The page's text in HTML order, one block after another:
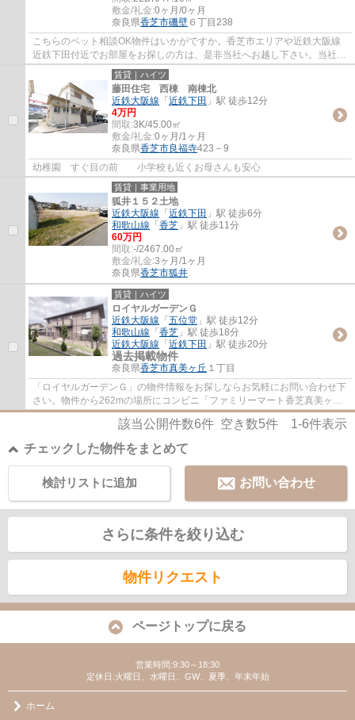
敷金/礼金:0ヶ月/0ヶ月
奈良県香芝市磯壁 ６丁目238
こちらのペット相談OK物件はいかがですか。香芝市エリアや近鉄大阪線
近鉄下田付近でお部屋をお探しの方は、是非当社へお越し下さい。当社で
なら、きっと希望にマッチしたお部屋が見つ...
賃貸｜ハイツ
藤田住宅 西棟 南棟北
近鉄大阪線 「 近鉄下田 」駅 徒歩12分
4万円
間取:3K/45.00㎡
敷金/礼金:0ヶ月/1ヶ月
奈良県香芝市良福寺423－9
幼稚園 すぐ目の前 小学校も近くお母さんも安心
賃貸｜事業用地
狐井１５２土地
近鉄大阪線 「 近鉄下田 」駅 徒歩6分
和歌山線 「 香芝 」駅 徒歩11分
60万円
間取:-/2467.00㎡
敷金/礼金:3ヶ月/1ヶ月
奈良県香芝市狐井
賃貸｜ハイツ
ロイヤルガーデンＧ
近鉄大阪線 「 五位堂 」駅 徒歩12分
和歌山線 「 香芝 」駅 徒歩18分
近鉄大阪線 「 近鉄下田 」駅 徒歩20分
過去掲載物件
奈良県香芝市真美ヶ丘 １丁目
「ロイヤルガーデンＧ」の物件情報をお探しならお気軽にお問い合わせ下
さい。物件から262mの場所にコンビニ「ファミリーマート香芝真美ヶ丘
二丁目店」あり。周辺環境が整っていること...
該当公開件数6件 空き数5件 1-6件表示
チェックした物件をまとめて
お問い合わせ
検討リストに追加
さらに条件を絞り込む
物件リクエスト
ページトップに戻る
営業時間:9:30～18:30
定休日:火曜日、水曜日、GW、夏季、年末年始
ホーム